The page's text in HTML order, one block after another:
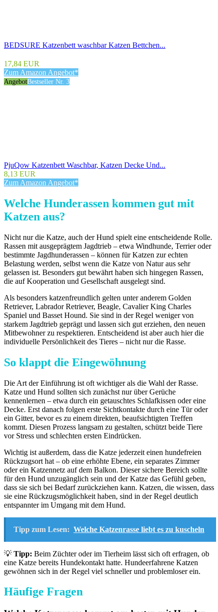
BEDSURE Katzenbett waschbar Katzen Bettchen...
17,84 EUR
Zum Amazon Angebot*
AngebotBestseller Nr. 3
PjuQow Katzenbett Waschbar, Katzen Decke Und...
8,13 EUR
Zum Amazon Angebot*
Welche Hunderassen kommen gut mit
Katzen aus?
Nicht nur die Katze, auch der Hund spielt eine entscheidende Rolle.
Rassen mit ausgeprägtem Jagdtrieb – etwa Windhunde, Terrier oder
bestimmte Jagdhunderassen – können für Katzen zur echten
Belastung werden, selbst wenn die Katze von Natur aus sehr
gelassen ist. Besonders gut bewährt haben sich hingegen Rassen,
die auf Kooperation und Gesellschaft ausgelegt sind.
Als besonders katzenfreundlich gelten unter anderem Golden
Retriever, Labrador Retriever, Beagle, Cavalier King Charles
Spaniel und Basset Hound. Sie sind in der Regel weniger von
starkem Jagdtrieb geprägt und lassen sich gut erziehen, den neuen
Mitbewohner zu respektieren. Entscheidend ist aber auch hier die
individuelle Persönlichkeit des Tieres – nicht nur die Rasse.
So klappt die Eingewöhnung
Die Art der Einführung ist oft wichtiger als die Wahl der Rasse.
Katze und Hund sollten sich zunächst nur über Gerüche
kennenlernen – etwa durch ein getauschtes Schlafkissen oder eine
Decke. Erst danach folgen erste Sichtkontakte durch eine Tür oder
ein Gitter, bevor es zu einem direkten, beaufsichtigten Treffen
kommt. Diesen Prozess langsam zu gestalten, schützt beide Tiere
vor Stress und schlechten ersten Eindrücken.
Wichtig ist außerdem, dass die Katze jederzeit einen hundefreien
Rückzugsort hat – ob eine erhöhte Ebene, ein separates Zimmer
oder ein Katzennetz auf dem Balkon. Dieser sichere Bereich sollte
für den Hund unzugänglich sein und der Katze das Gefühl geben,
dass sie sich bei Bedarf zurückziehen kann. Katzen, die wissen, dass
sie eine Rückzugsmöglichkeit haben, sind in der Regel deutlich
entspannter im Umgang mit dem Hund.
Tipp zum Lesen: Welche Katzenrasse liebt es zu kuscheln
💡 Tipp: Beim Züchter oder im Tierheim lässt sich oft erfragen, ob
eine Katze bereits Hundekontakt hatte. Hundeerfahrene Katzen
gewöhnen sich in der Regel viel schneller und problemloser ein.
Häufige Fragen